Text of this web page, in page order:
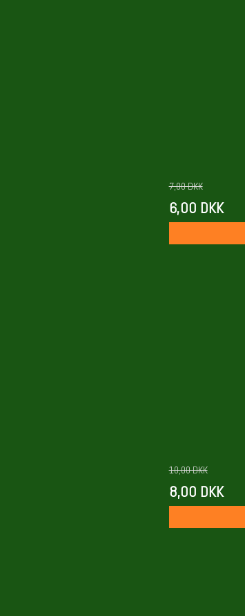
7,00 DKK
6,00 DKK
10,00 DKK
8,00 DKK